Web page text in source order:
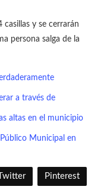
y se cerrarán
persona salga de la
a través de
altas en el municipio
Municipal en
Twitter Pinterest